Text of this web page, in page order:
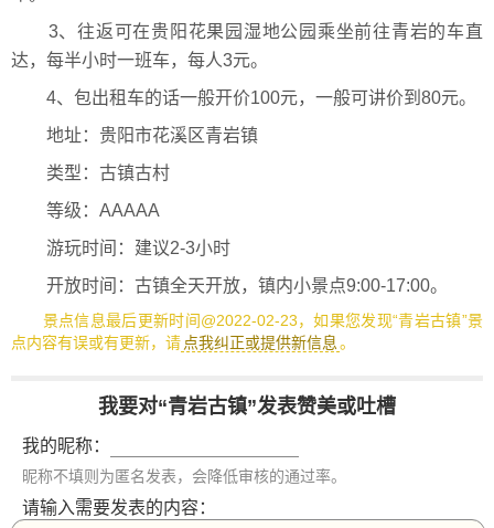
3、往返可在贵阳花果园湿地公园乘坐前往青岩的车直
达，每半小时一班车，每人3元。
4、包出租车的话一般开价100元，一般可讲价到80元。
地址：贵阳市花溪区青岩镇
类型：古镇古村
等级：AAAAA
游玩时间：建议2-3小时
开放时间：古镇全天开放，镇内小景点9:00-17:00。
景点信息最后更新时间@2022-02-23，如果您发现“青岩古镇”景
点内容有误或有更新，请 点我纠正或提供新信息。
我要对“青岩古镇”发表赞美或吐槽
我的昵称：
昵称不填则为匿名发表，会降低审核的通过率。
请输入需要发表的内容：